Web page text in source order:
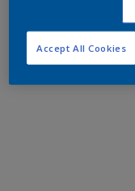
Accept All Cookies